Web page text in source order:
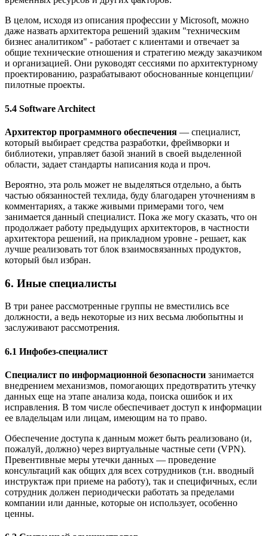
В целом, исходя из описания профессии у Microsoft, можно
даже назвать архитектора решений эдаким "техническим
бизнес аналитиком" - работает с клиентами и отвечает за
общие технические отношения и стратегию между заказчиком
и организацией. Они руководят сессиями по архитектурному
проектированию, разрабатывают обоснованные концепции/
пилотные проекты.
5.4 Software Architect
Архитектор программного обеспечения — специалист,
который выбирает средства разработки, фреймворки и
библиотеки, управляет базой знаний в своей выделенной
области, задает стандарты написания кода и проч.
Вероятно, эта роль может не выделяться отдельно, а быть
частью обязанностей техлида, буду благодарен уточнениям в
комментариях, а также живыми примерами того, чем
занимается данный специалист. Пока же могу сказать, что он
продолжает работу предыдущих архитекторов, в частности
архитектора решений, на прикладном уровне - решает, как
лучше реализовать тот блок взаимосвязанных продуктов,
который был избран.
6. Иные специалисты
В три ранее рассмотренные группы не вместились все
должности, а ведь некоторые из них весьма любопытны и
заслуживают рассмотрения.
6.1 Инфобез-специалист
Специалист по информационной безопасности занимается
внедрением механизмов, помогающих предотвратить утечку
данных еще на этапе анализа кода, поиска ошибок и их
исправления. В том числе обеспечивает доступ к информации
ее владельцам или лицам, имеющим на то право.
Обеспечение доступа к данным может быть реализовано (и,
пожалуй, должно) через виртуальные частные сети (VPN).
Превентивные меры утечки данных — проведение
консультаций как общих для всех сотрудников (т.н. вводный
инструктаж при приеме на работу), так и специфичных, если
сотрудник должен периодически работать за пределами
компании или данные, которые он использует, особенно
ценны.